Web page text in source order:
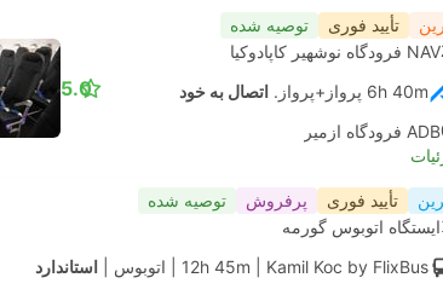
تأیید فوری توصیه شده
NAV فرودگاه نوشهیر کاپادوکیا
6h 40m پرواز+پرواز.
اتصال به خود
ADB فرودگاه ازمیر
5.0
تأیید فوری پرفروش توصیه شده
ایستگاه اتوبوس گورمه
12h 45m | Kamil Koc by FlixBus اتوبوس استاندارد